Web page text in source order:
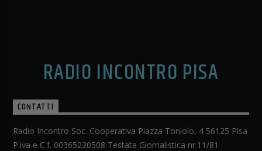
RADIO INCONTRO PISA
CONTATTI
Radio Incontro Soc. Cooperativa Piazza Toniolo, 4 56125 Pisa
P.iva e C.f. 00365220508 Testata Giornalistica nr.11/81